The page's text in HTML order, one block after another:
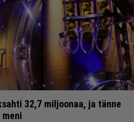
32,7 miljoonaa, ja tänne